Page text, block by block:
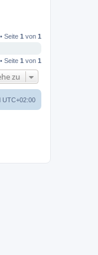
Seite 1 von 1
Seite 1 von 1
zu
UTC+02:00